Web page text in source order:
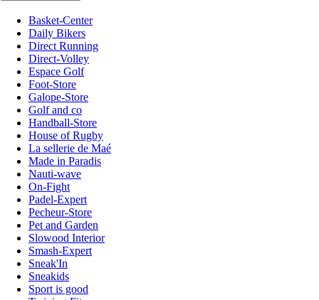
Basket-Center
Daily Bikers
Direct Running
Direct-Volley
Espace Golf
Foot-Store
Galope-Store
Golf and co
Handball-Store
House of Rugby
La sellerie de Maé
Made in Paradis
Nauti-wave
On-Fight
Padel-Expert
Pecheur-Store
Pet and Garden
Slowood Interior
Smash-Expert
Sneak'In
Sneakids
Sport is good